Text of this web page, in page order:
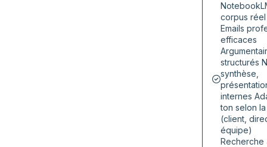
corpus réel
Emails
efficaces
structurés
synthèse,
internes
ton selon
(client,
équipe)
Recherche